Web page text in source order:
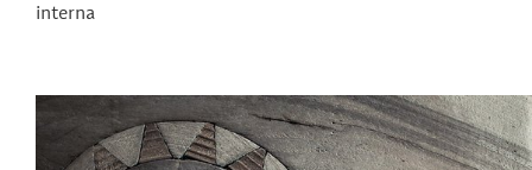
interna